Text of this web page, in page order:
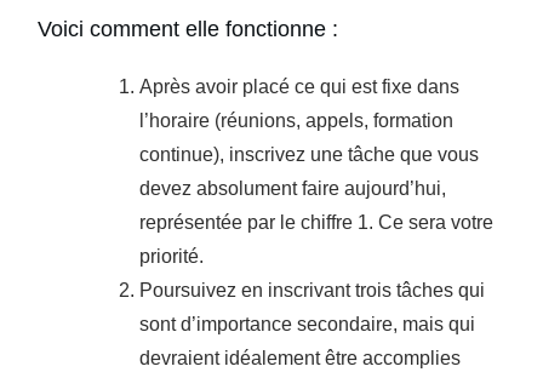
Voici comment elle fonctionne :
Après avoir placé ce qui est fixe dans
l’horaire (réunions, appels, formation
continue), inscrivez une tâche que vous
devez absolument faire aujourd’hui,
représentée par le chiffre 1. Ce sera votre
priorité.
Poursuivez en inscrivant trois tâches qui
sont d’importance secondaire, mais qui
devraient idéalement être accomplies